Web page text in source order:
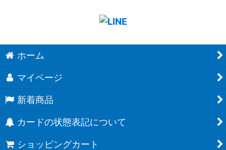
ホーム
マイページ
新着商品
カードの状態表記について
ショッピングカート